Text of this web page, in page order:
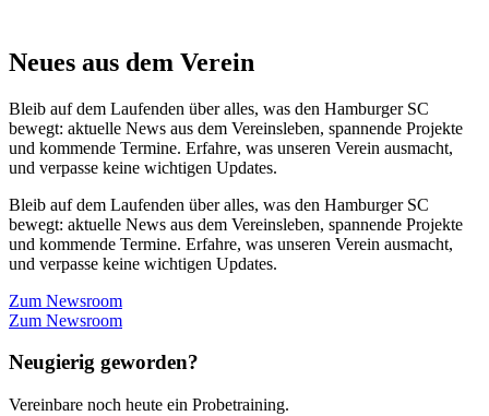
Neues aus dem Verein
Bleib auf dem Laufenden über alles, was den Hamburger SC
bewegt: aktuelle News aus dem Vereinsleben, spannende Projekte
und kommende Termine. Erfahre, was unseren Verein ausmacht,
und verpasse keine wichtigen Updates.
Bleib auf dem Laufenden über alles, was den Hamburger SC
bewegt: aktuelle News aus dem Vereinsleben, spannende Projekte
und kommende Termine. Erfahre, was unseren Verein ausmacht,
und verpasse keine wichtigen Updates.
Zum Newsroom
Zum Newsroom
Neugierig geworden?
Vereinbare noch heute ein Probetraining.